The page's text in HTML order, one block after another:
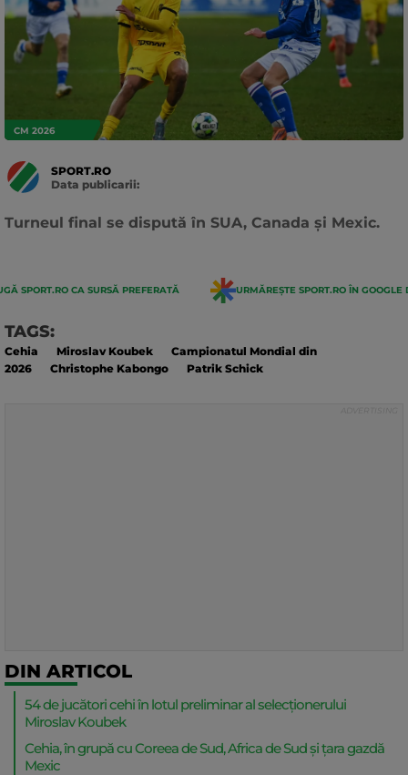
CM 2026
SPORT.RO
Data publicarii:
Turneul final se dispută în SUA, Canada și Mexic.
SPORT.RO CA SURSĂ PREFERATĂ URMĂREȘTE SPORT.RO ÎN GOOGLE
TAGS:
Cehia Miroslav Koubek
Campionatul Mondial din
2026
Christophe Kabongo Patrik Schick
DIN ARTICOL
54 de jucători cehi în lotul preliminar al selecționerului
Miroslav Koubek
Cehia, în grupă cu Coreea de Sud, Africa de Sud și țara gazdă
Mexic